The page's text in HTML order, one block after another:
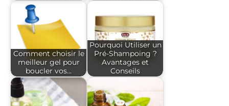
Comment choisir le
meilleur gel pour
boucler vos…
Pourquoi Utiliser un
Pré-Shampoing ?
Avantages et
Conseils